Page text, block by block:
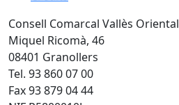
Consell Comarcal Vallès Oriental
Miquel Ricomà, 46
08401 Granollers
Tel. 93 860 07 00
Fax 93 879 04 44